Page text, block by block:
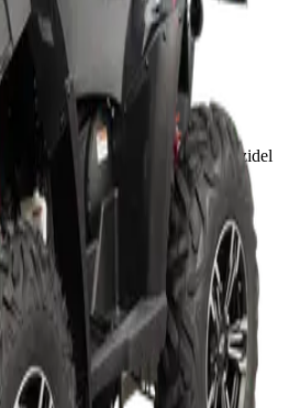
na prodej a servis terénních vozidel